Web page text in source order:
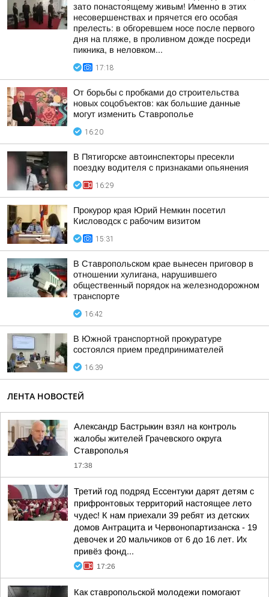
зато понастоящему живым! Именно в этих
несовершенствах и прячется его особая
прелесть: в обгоревшем носе после первого
дня на пляже, в проливном дожде посреди
пикника, в неловком...
17:18
От борьбы с пробками до строительства
новых соцобъектов: как большие данные
могут изменить Ставрополье
16:20
В Пятигорске автоинспекторы пресекли
поездку водителя с признаками опьянения
16:29
Прокурор края Юрий Немкин посетил
Кисловодск с рабочим визитом
15:31
В Ставропольском крае вынесен приговор в
отношении хулигана, нарушившего
общественный порядок на железнодорожном
транспорте
16:42
В Южной транспортной прокуратуре
состоялся прием предпринимателей
16:39
ЛЕНТА НОВОСТЕЙ
Александр Бастрыкин взял на контроль
жалобы жителей Грачевского округа
Ставрополья
17:38
Третий год подряд Ессентуки дарят детям с
прифронтовых территорий настоящее лето
чудес! К нам приехали 39 ребят из детских
домов Антрацита и Червонопартизанска - 19
девочек и 20 мальчиков от 6 до 16 лет. Их
привёз фонд...
17:26
Как ставропольской молодежи помогают